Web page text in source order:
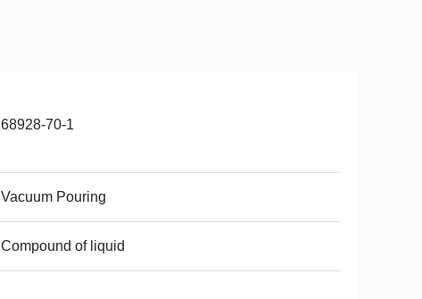
68928-70-1
Vacuum Pouring
Compound of liquid